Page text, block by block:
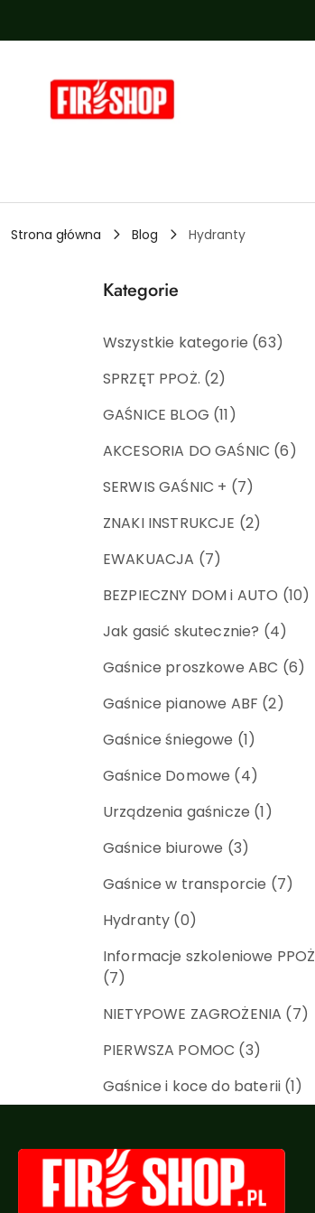
Strona główna Blog Hydranty
Kategorie
Wszystkie kategorie (63)
SPRZĘT PPOŻ. (2)
GAŚNICE BLOG (11)
AKCESORIA DO GAŚNIC (6)
SERWIS GAŚNIC + (7)
ZNAKI INSTRUKCJE (2)
EWAKUACJA (7)
BEZPIECZNY DOM i AUTO (10)
Jak gasić skutecznie? (4)
Gaśnice proszkowe ABC (6)
Gaśnice pianowe ABF (2)
Gaśnice śniegowe (1)
Gaśnice Domowe (4)
Urządzenia gaśnicze (1)
Gaśnice biurowe (3)
Gaśnice w transporcie (7)
Hydranty (0)
Informacje szkoleniowe PPOŻ
(7)
NIETYPOWE ZAGROŻENIA (7)
PIERWSZA POMOC (3)
Gaśnice i koce do baterii (1)